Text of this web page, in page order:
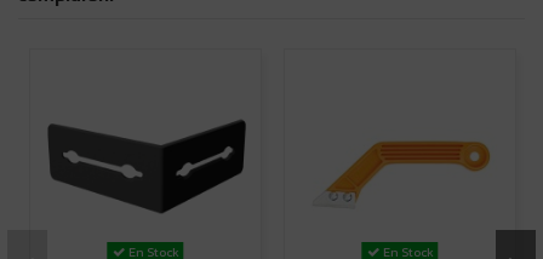
En Stock En Stock